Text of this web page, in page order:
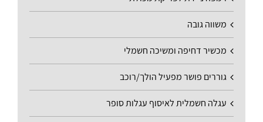
משווה גובה
מכשיר דחיפה ומשיכה חשמלי
גוררים פושר מפעיל הולך/רוכב
עגלה חשמלית לאיסוף עגלות סופר